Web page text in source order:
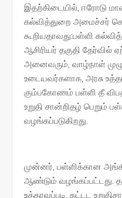
இதற்கிடையில், ஈரோடு
கல்வித்துறை அமைச்சர்
கூறியதாவது:பள்ளி
ஆசிரியர் தகுதி தேர்வில்
அனைவரும், வாழ்நாள்
உடையவர்களாக, அரசு
கும்பகோணம் பள்ளி தீ
உறுதி சான்றிதழ் பெறும்
வழங்கப்படுகிறது.
முன்னர், பள்ளிக்கான
ஆண்டும் வழங்கப்பட்டது.
உத்தரவுப்படி, கட்டட